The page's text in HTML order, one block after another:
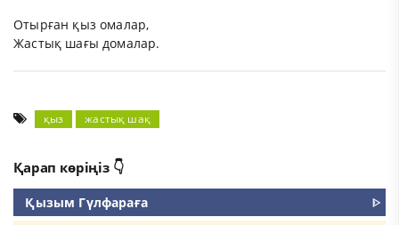
Отырған қыз омалар,
Жастық шағы домалар.
қыз жастық шақ
Қарап көріңіз 👇
Қызым Гүлфараға
ᐈ